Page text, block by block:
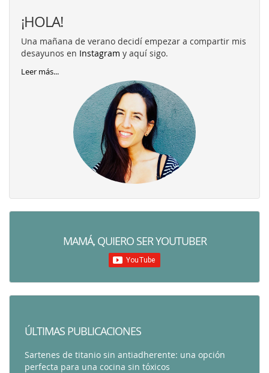
¡HOLA!
Una mañana de verano decidí empezar a compartir mis
desayunos en Instagram y aquí sigo.
Leer más...
MAMÁ, QUIERO SER YOUTUBER
ÚLTIMAS PUBLICACIONES
Sartenes de titanio sin antiadherente: una opción
perfecta para una cocina sin tóxicos